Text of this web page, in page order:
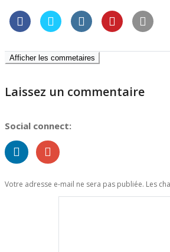
Afficher les commetaires
Laissez un commentaire
Social connect:
Votre adresse e-mail ne sera pas publiée. Les